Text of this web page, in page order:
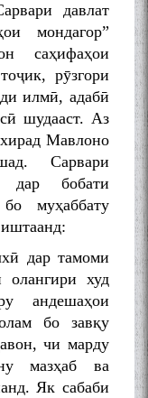
давлат
мондагор”
саҳифаҳои
рӯзгори
илмӣ, адабӣ
шудааст. Аз
Мавлоно
Сарвари
дар бобати
муҳаббату
дар тамоми
худ
андешаҳои
бо завқу
чи марду
мазҳаб ва
Як сабаби